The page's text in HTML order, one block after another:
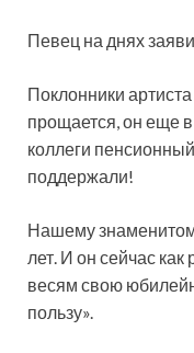
Певец на днях
Поклонники
прощается, он еще
коллеги
поддержали!
Нашему
лет. И он сейчас
весям свою
пользу».